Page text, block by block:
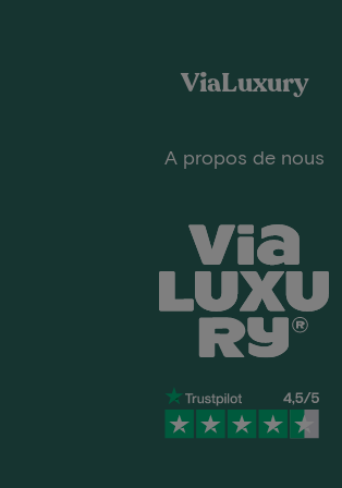
ViaLuxury
A propos de nous